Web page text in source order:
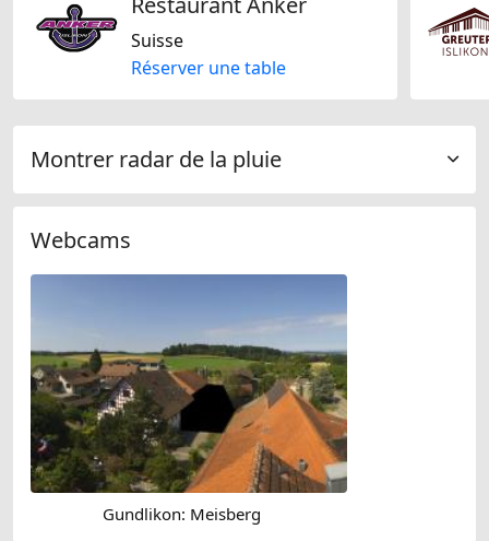
Suisse
Réserver une table
Montrer radar de la pluie
Webcams
Gundlikon: Meisberg